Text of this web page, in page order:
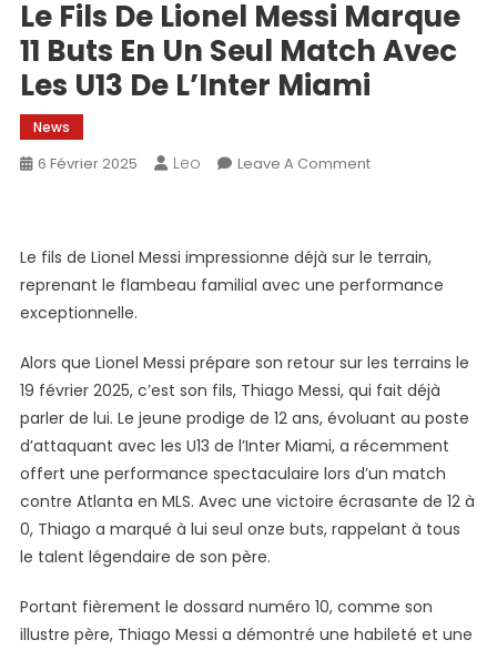
Le Fils De Lionel Messi Marque
11 Buts En Un Seul Match Avec
Les U13 De L’Inter Miami
News
6 Février 2025 Leo Leave A CommentOn
Lionel
Messi
Buts
En
Un
Seul
Match
Avec
Les
Le fils de Lionel Messi impressionne déjà sur le terrain,
reprenant le flambeau familial avec une performance
exceptionnelle.
Alors que Lionel Messi prépare son retour sur les terrains le
19 février 2025, c’est son fils, Thiago Messi, qui fait déjà
parler de lui. Le jeune prodige de 12 ans, évoluant au poste
d’attaquant avec les U13 de l’Inter Miami, a récemment
offert une performance spectaculaire lors d’un match
contre Atlanta en MLS. Avec une victoire écrasante de 12 à
0, Thiago a marqué à lui seul onze buts, rappelant à tous
le talent légendaire de son père.
Portant fièrement le dossard numéro 10, comme son
illustre père, Thiago Messi a démontré une habileté et une